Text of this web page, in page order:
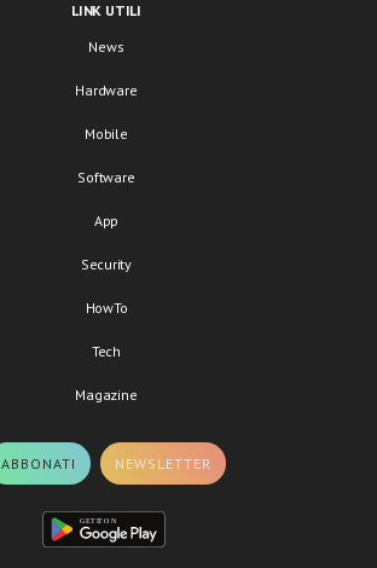
LINK UTILI
News
Hardware
Mobile
Software
App
Security
HowTo
Tech
Magazine
ABBONATI NEWSLETTER